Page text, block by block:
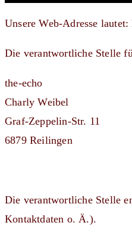
Unsere Web-Adresse
Die verantwortliche Stelle
the-echo
Charly Weibel
Graf-Zeppelin-Str. 11
6879 Reilingen
Die verantwortliche Stelle
Kontaktdaten o. Ä.).